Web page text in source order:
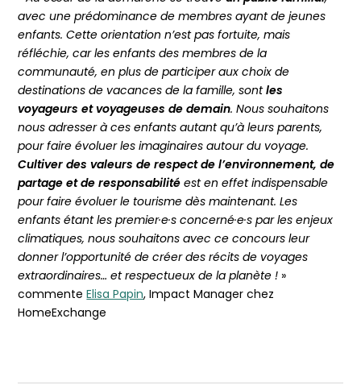
avec une prédominance de membres ayant de jeunes
enfants. Cette orientation n’est pas fortuite, mais
réfléchie, car les enfants des membres de la
communauté, en plus de participer aux choix de
destinations de vacances de la famille, sontles
voyageurs et voyageuses de demain. Nous souhaitons
nous adresser à ces enfants autant qu’à leurs parents,
pour faire évoluer les imaginaires autour du voyage.
Cultiver des valeurs de respect de l’environnement, de
partage et de responsabilité est en effet indispensable
pour faire évoluer le tourisme dès maintenant. Les
enfants étant les premier·e·s concerné·e·s par les enjeux
climatiques, nous souhaitons avec ce concours leur
donner l’opportunité de créer des récits de voyages
extraordinaires… et respectueux de la planète ! »
commenteElisa Papin, Impact Manager chez
HomeExchange